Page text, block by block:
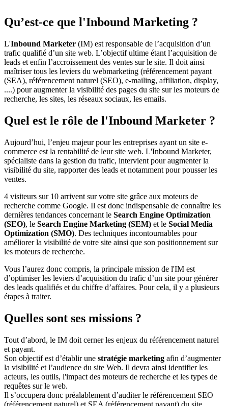
Qu’est-ce que l'Inbound Marketing ?
L'Inbound Marketer (IM) est responsable de l’acquisition d’un
trafic qualifié d’un site web. L’objectif ultime étant l’acquisition de
leads et enfin l’accroissement des ventes sur le site. Il doit ainsi
maîtriser tous les leviers du webmarketing (référencement payant
(SEA), référencement naturel (SEO), e-mailing, affiliation, display,
....) pour augmenter la visibilité des pages du site sur les moteurs de
recherche, les sites, les réseaux sociaux, les emails.
Quel est le rôle de l'Inbound Marketer ?
Aujourd’hui, l’enjeu majeur pour les entreprises ayant un site e-
commerce est la rentabilité de leur site web. L'Inbound Marketer,
spécialiste dans la gestion du trafic, intervient pour augmenter la
visibilité du site, rapporter des leads et notamment pour pousser les
ventes.
4 visiteurs sur 10 arrivent sur votre site grâce aux moteurs de
recherche comme Google. Il est donc indispensable de connaître les
dernières tendances concernant le Search Engine Optimization
(SEO), le Search Engine Marketing (SEM) et le Social Media
Optimization (SMO). Des techniques incontournables pour
améliorer la visibilité de votre site ainsi que son positionnement sur
les moteurs de recherche.
Vous l’aurez donc compris, la principale mission de l'IM est
d’optimiser les leviers d’acquisition du trafic d’un site pour générer
des leads qualifiés et du chiffre d’affaires. Pour cela, il y a plusieurs
étapes à traiter.
Quelles sont ses missions ?
Tout d’abord, le IM doit cerner les enjeux du référencement naturel
et payant.
Son objectif est d’établir une stratégie marketing afin d’augmenter
la visibilité et l’audience du site Web. Il devra ainsi identifier les
acteurs, les outils, l'impact des moteurs de recherche et les types de
requêtes sur le web.
Il s’occupera donc préalablement d’auditer le référencement SEO
(référencement naturel) et SEA (référencement payant) du site